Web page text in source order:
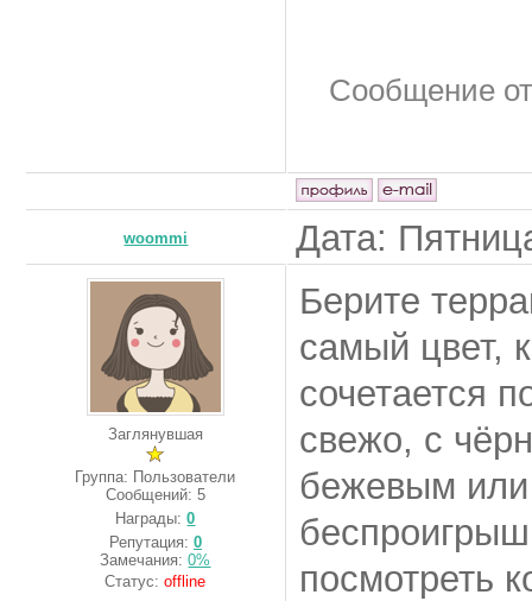
Сообщение
woommi Дата:
Заглянувшая
Группа: Пользователи
Сообщений: 5
Награды:0
Репутация: 0
Замечания:0%
Статус:offline
Берите
самый цвет,
сочетается
свежо, с
бежевым
посмотреть